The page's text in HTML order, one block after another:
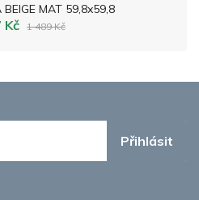
BEIGE MAT 59,8x59,8
Kč 1 489 Kč
Přihlásit